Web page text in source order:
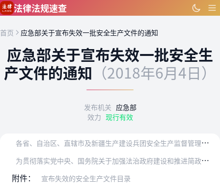
跳到主要内容
法律法规速查
首页 应急部关于宣布失效一批安全生产文件的通知
应急部关于宣布失效一批安全生
产文件的通知 （2018年6月4日）
发布机关 应急部
效力 现行有效
各
省、自治区、直辖市及新疆生产建设兵团安全生产监督管理局，各省级煤矿安全监察局：
为
贯彻落实党中央、国务院关于加强法治政府建设和推进简政放权、放管结合、优化服务的决策部署，维护法令统一，进一步推进依法行政，应急管理部对有关安全生产方面的部门文…
附件：
宣布失效的安全生产文件目录